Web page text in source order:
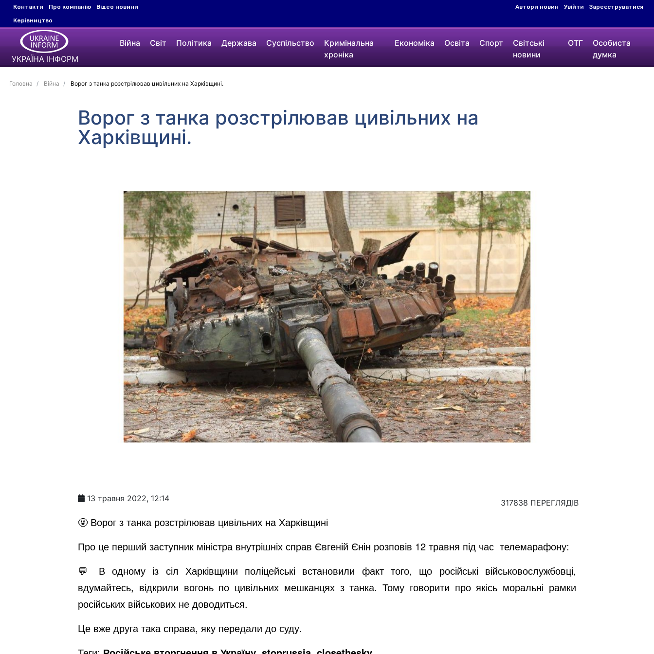
Контакти Про компанію
Відео новини
Керівництво
Автори новин Увійти Зареєструватися
УКРАЇНА ІНФОРМ
Війна Світ Політика Держава Суспільство
Кримінальна
хроніка
Економіка Освіта Спорт
Світські
новини
ОТГ
Особиста
думка
Головна Війна Ворог з танка розстрілював цивільних на Харківщині.
Ворог з танка розстрілював цивільних на
Харківщині.
13 травня 2022, 12:14 317838 ПЕРЕГЛЯДІВ
🤬 Ворог з танка розстрілював цивільних на Харківщині
Про це перший заступник міністра внутрішніх справ Євгеній Єнін розповів 12 травня під час телемарафону:
💬 В одному із сіл Харківщини поліцейські встановили факт того, що російські військовослужбовці,
вдумайтесь, відкрили вогонь по цивільних мешканцях з танка. Тому говорити про якісь моральні рамки
російських військових не доводиться.
Це вже друга така справа, яку передали до суду.